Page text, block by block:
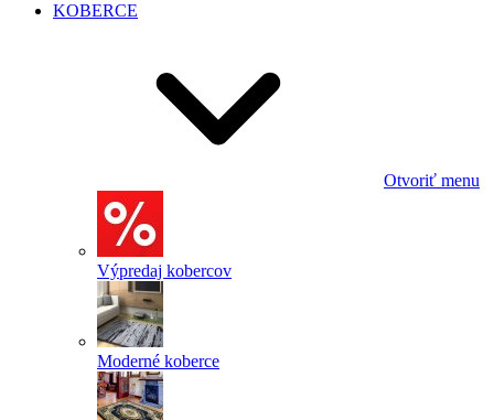
KOBERCE
Otvoriť menu
Výpredaj kobercov
Moderné koberce